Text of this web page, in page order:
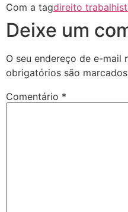
Com a tagdireito
Deixe um
O seu endereço de e-mail
obrigatórios são
Comentário *